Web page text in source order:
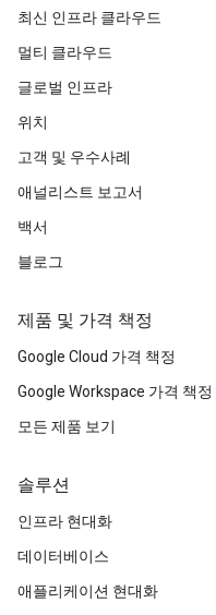
최신 인프라 클라우드
멀티 클라우드
글로벌 인프라
위치
고객 및 우수사례
애널리스트 보고서
백서
블로그
제품 및 가격 책정
Google Cloud 가격 책정
Google Workspace 가격 책정
모든 제품 보기
솔루션
인프라 현대화
데이터베이스
애플리케이션 현대화